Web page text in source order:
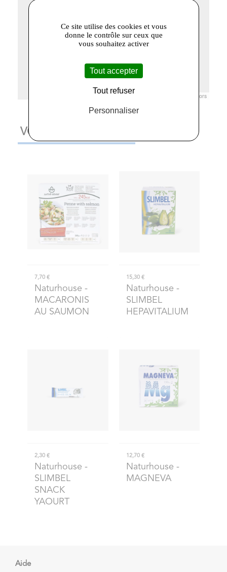
© Openstreetmap France | © contributors
VOUS AIMEREZ AUSSI
7,70 €
Naturhouse -
MACARONIS
AU SAUMON
15,30 €
Naturhouse -
SLIMBEL
HEPAVITALIUM
2,30 €
Naturhouse -
SLIMBEL
SNACK
YAOURT
12,70 €
Naturhouse -
MAGNEVA
Aide
Ce site utilise des cookies et vous
donne le contrôle sur ceux que
vous souhaitez activer
Tout accepter
Tout refuser
Personnaliser